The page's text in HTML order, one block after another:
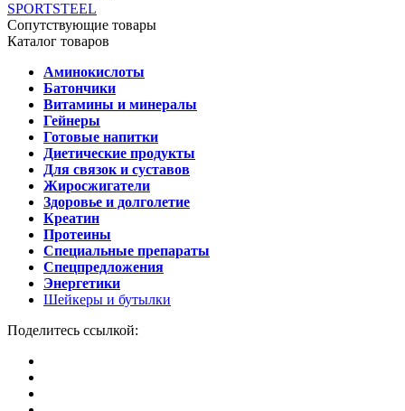
SPORTSTEEL
Сопутствующие товары
Каталог товаров
Аминокислоты
Батончики
Витамины и минералы
Гейнеры
Готовые напитки
Диетические продукты
Для связок и суставов
Жиросжигатели
Здоровье и долголетие
Креатин
Протеины
Специальные препараты
Спецпредложения
Энергетики
Шейкеры и бутылки
Поделитесь ссылкой: